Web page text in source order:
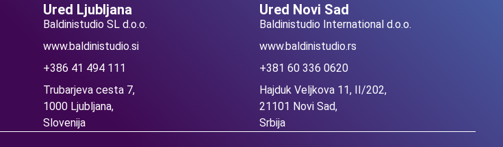
Ured Ljubljana
Baldinistudio SL d.o.o.
www.baldinistudio.si
+386 41 494 111
Trubarjeva cesta 7,
1000 Ljubljana,
Slovenija
Ured Novi Sad
Baldinistudio International d.o.o.
www.baldinistudio.rs
+381 60 336 0620
Hajduk Veljkova 11, II/202,
21101 Novi Sad,
Srbija